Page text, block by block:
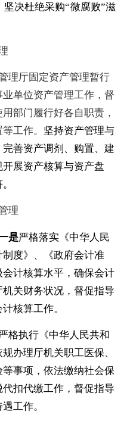
坚决杜绝采购“微腐败”滋
理厅固定资产管理暂行
单位资产管理工作，督
部门履行好各自职责，
工作。 坚持资产管理与
善资产调剂、购置、建
展资产核算与资产盘
理
是严格落实《中华人民
度》、《政府会计准
计核算水平，确保会计
关财务状况，督促指导
核算工作。
格执行《中华人民共和
办理厅机关职工医保、
事项，依法缴纳社会保
扣代缴工作，督促指导
工作。